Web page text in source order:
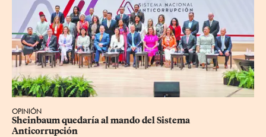
OPINIÓN
Sheinbaum quedaría al mando del Sistema
Anticorrupción